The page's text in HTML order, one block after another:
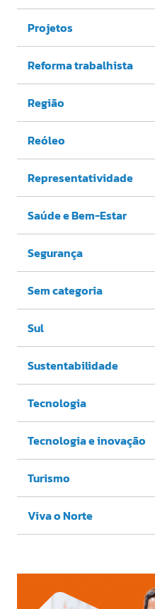
Projetos
Reforma trabalhista
Região
Reóleo
Representatividade
Saúde e Bem-Estar
Segurança
Sem categoria
Sul
Sustentabilidade
Tecnologia
Tecnologia e inovação
Turismo
Viva o Norte